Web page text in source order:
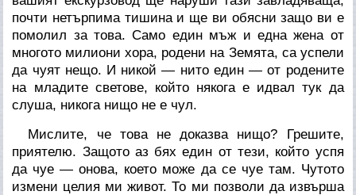
почти нетърпима тишина и ще ви обясни защо ви е
помолил за това. Само един мъж и една жена от
многото милиони хора, родени на Земята, са успели
да чуят нещо. И никой — нито един — от родените
на младите светове, който някога е идвал тук да
слуша, никога нищо не е чул.
Мислите, че това не доказва нищо? Грешите,
приятелю. Защото аз бях един от тези, който успя
да чуе — онова, което може да се чуе там. Чутото
измени целия ми живот. То ми позволи да извърша